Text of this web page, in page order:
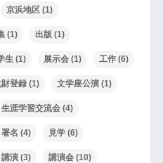
京浜地区(1)
(1) 出版 (1)
生(1) 展示会(1) 工作(6)
登録(1) 文学座公演(1)
生涯学習交流会(4)
署名 (4) 見学(6)
講演(3) 講演会(10)